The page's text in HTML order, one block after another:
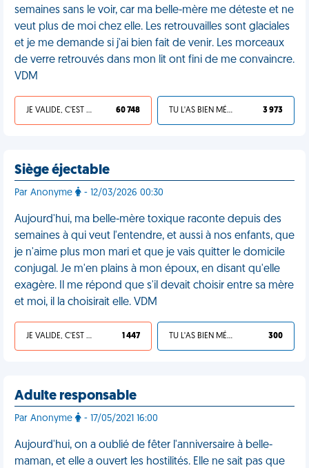
semaines sans le voir, car ma belle-mère me déteste et ne
veut plus de moi chez elle. Les retrouvailles sont glaciales
et je me demande si j'ai bien fait de venir. Les morceaux
de verre retrouvés dans mon lit ont fini de me convaincre.
VDM
JE VALIDE, C'EST UNE VDM 60 748 TU L'AS BIEN MÉRITÉ 3 973
Siège éjectable
Par Anonyme - 12/03/2026 00:30
Aujourd'hui, ma belle-mère toxique raconte depuis des
semaines à qui veut l'entendre, et aussi à nos enfants, que
je n'aime plus mon mari et que je vais quitter le domicile
conjugal. Je m'en plains à mon époux, en disant qu'elle
exagère. Il me répond que s'il devait choisir entre sa mère
et moi, il la choisirait elle. VDM
JE VALIDE, C'EST UNE VDM 1 447 TU L'AS BIEN MÉRITÉ 300
Adulte responsable
Par Anonyme - 17/05/2021 16:00
Aujourd'hui, on a oublié de fêter l'anniversaire à belle-
maman, et elle a ouvert les hostilités. Elle ne sait pas que